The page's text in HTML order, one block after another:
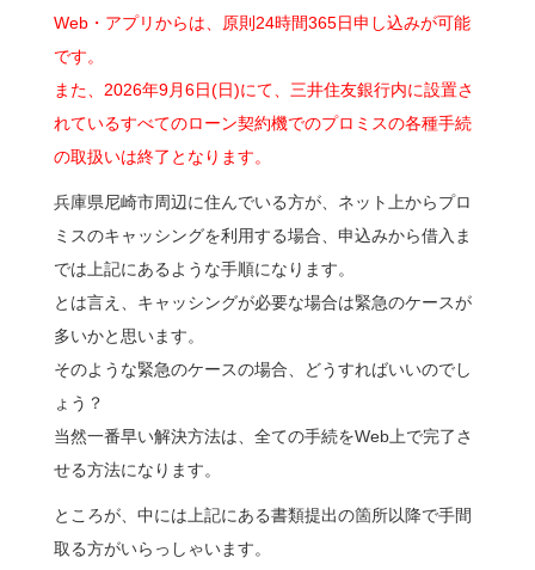
Web・アプリからは、原則24時間365日申し込みが可能
です。
また、2026年9月6日(日)にて、三井住友銀行内に設置さ
れているすべてのローン契約機でのプロミスの各種手続
の取扱いは終了となります。
兵庫県尼崎市周辺に住んでいる方が、ネット上からプロ
ミスのキャッシングを利用する場合、申込みから借入ま
では上記にあるような手順になります。
とは言え、キャッシングが必要な場合は緊急のケースが
多いかと思います。
そのような緊急のケースの場合、どうすればいいのでし
ょう？
当然一番早い解決方法は、全ての手続をWeb上で完了さ
せる方法になります。
ところが、中には上記にある書類提出の箇所以降で手間
取る方がいらっしゃいます。